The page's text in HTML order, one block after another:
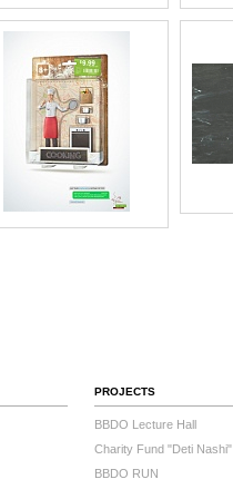
PROJECTS
BBDO Lecture Hall
Charity Fund "Deti Nashi"
BBDO RUN